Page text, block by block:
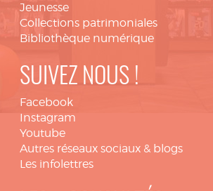
Jeunesse
Collections patrimoniales
Bibliothèque numérique
SUIVEZ NOUS !
Facebook
Instagram
Youtube
Autres réseaux sociaux & blogs
Les infolettres